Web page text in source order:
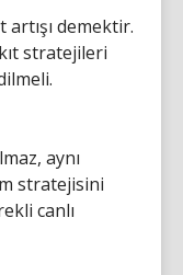
demektir.
stratejileri
aynı
stratejisini
canlı